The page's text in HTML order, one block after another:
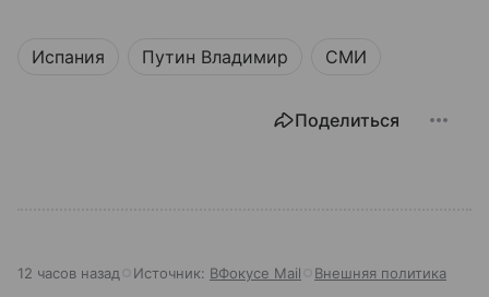
Испания Путин Владимир СМИ
Поделиться
12 часов назад Источник: ВФокусе Mail Внешняя политика